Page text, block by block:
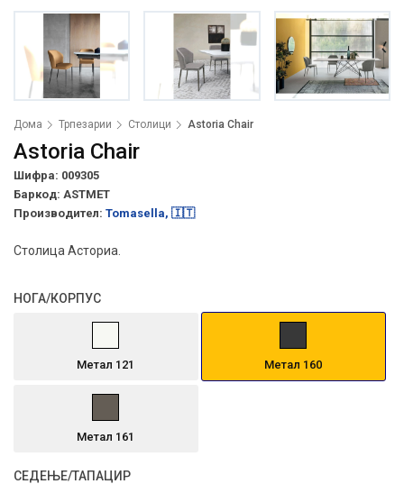
Дома Трпезарии Столици Astoria Chair
Astoria Chair
Шифра: 009305
Баркод: ASTMET
Производител: Tomasella, 🇮🇹
Столица Асториа.
НОГА/КОРПУС
Метал 121 Метал 160
Метал 161
СЕДЕЊЕ/ТАПАЦИР